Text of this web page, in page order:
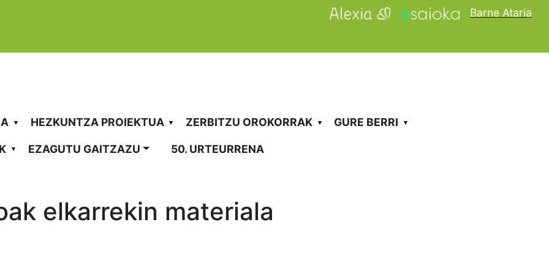
Barne Ataria
HEZKUNTZA PROIEKTUA ZERBITZU OROKORRAK GURE BERRI
EZAGUTU GAITZAZU 50. URTEURRENA
elkarrekin materiala